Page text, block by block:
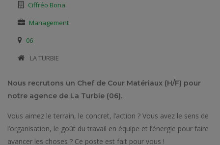
Ciffréo Bona
Management
06
​ LA TURBIE
Nous recrutons un Chef de Cour Matériaux (H/F) pour
notre agence de La Turbie (06).
Vous aimez le terrain, le concret, l’action ? Vous avez le sens de
l’organisation, le goût du travail en équipe et l’énergie pour faire
avancer les choses ? Ce poste est fait pour vous !